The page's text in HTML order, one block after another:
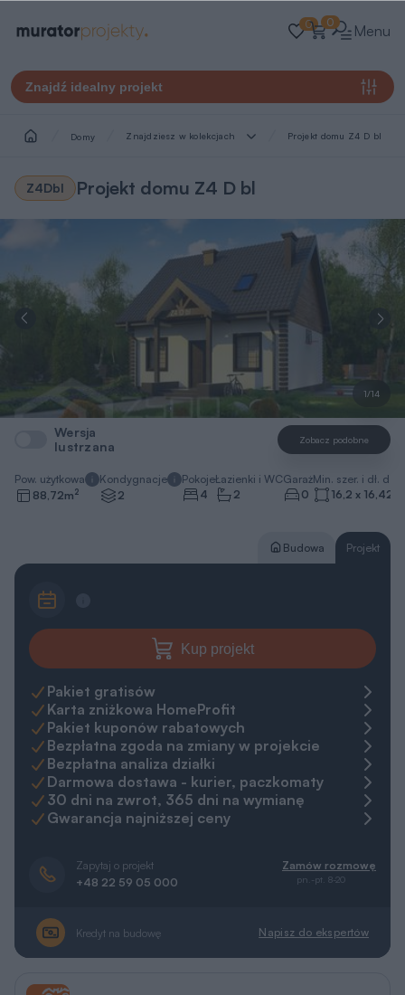
0 0 Menu
Znajdź idealny projekt
Domy Znajdziesz w kolekcjach Projekt domu Z4 D bl
Z4Dbl Projekt domu Z4 D bl
1/14
Wersja
lustrzana
Zobacz podobne
Pow. użytkowa
88,72m2
Kondygnacje
2
Pokoje
4
Łazienki i WC
2
Garaż
0
Min. szer. i dł.
16,2 x 16,42
Budowa Projekt
Kup projekt
Pakiet gratisów
Karta zniżkowa HomeProfit
Pakiet kuponów rabatowych
Bezpłatna zgoda na zmiany w projekcie
Bezpłatna analiza działki
Darmowa dostawa - kurier, paczkomaty
30 dni na zwrot, 365 dni na wymianę
Gwarancja najniższej ceny
Zapytaj o projekt
+48 22 59 05 000
Zamów rozmowę
pn.-pt. 8-20
Kredyt na budowę Napisz do ekspertów